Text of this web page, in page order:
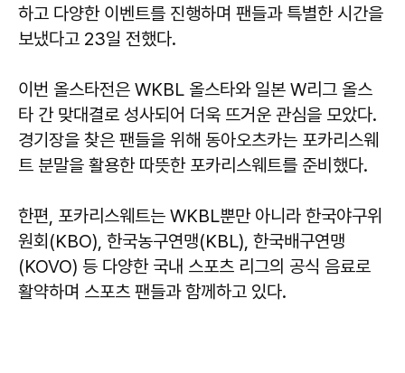
하고 다양한 이벤트를 진행하며 팬들과 특별한 시간을
보냈다고 23일 전했다.
이번 올스타전은 WKBL 올스타와 일본 W리그 올스
타 간 맞대결로 성사되어 더욱 뜨거운 관심을 모았다.
경기장을 찾은 팬들을 위해 동아오츠카는 포카리스웨
트 분말을 활용한 따뜻한 포카리스웨트를 준비했다.
한편, 포카리스웨트는 WKBL뿐만 아니라 한국야구위
원회(KBO), 한국농구연맹(KBL), 한국배구연맹
(KOVO) 등 다양한 국내 스포츠 리그의 공식 음료로
활약하며 스포츠 팬들과 함께하고 있다.